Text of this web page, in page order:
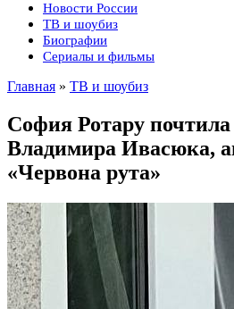
Новости России
ТВ и шоубиз
Биографии
Сериалы и фильмы
Главная » ТВ и шоубиз
София Ротару
Владимира Ивасюка,
«Червона рута»